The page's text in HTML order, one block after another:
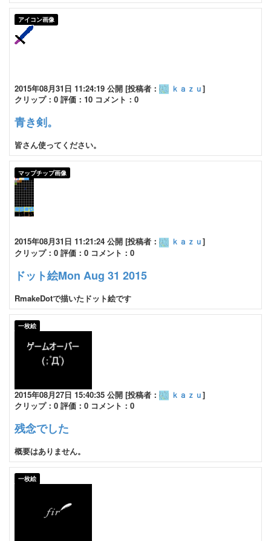
アイコン画像
2015年08月31日 11:24:19 公開 [投稿者： ｋａｚｕ]
クリップ：0 評価：10 コメント：0
青き剣。
皆さん使ってください。
マップチップ画像
2015年08月31日 11:21:24 公開 [投稿者： ｋａｚｕ]
クリップ：0 評価：0 コメント：0
ドット絵Mon Aug 31 2015
RmakeDotで描いたドット絵です
一枚絵
2015年08月27日 15:40:35 公開 [投稿者： ｋａｚｕ]
クリップ：0 評価：0 コメント：0
残念でした
概要はありません。
一枚絵